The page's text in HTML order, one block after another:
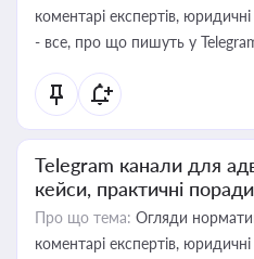
коментарі експертів,
- все, про що пишуть у
Telegram канали для
кейси, практичні поради
Про що тема: Огляди
коментарі експертів,